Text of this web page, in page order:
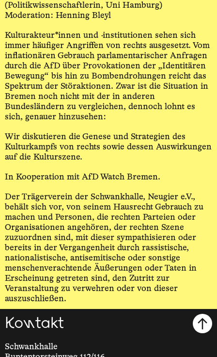
(Politikwissenschaftlerin, Uni Hamburg)
Moderation: Henning Bleyl
Kulturakteur*innen und -institutionen sehen sich
immer häufiger Angriffen von rechts ausgesetzt. Vom
inflationären Gebrauch parlamentarischer Anfragen
durch die AfD über Provokationen der „Identitären
Bewegung“ bis hin zu Bombendrohungen reicht das
Spektrum der Störaktionen. Zwar ist die Situation in
Bremen noch nicht mit der in anderen
Bundesländern zu vergleichen, dennoch lohnt es
sich, genauer hinzusehen:
Wir diskutieren die Genese und Strategien des
Kulturkampfs von rechts sowie dessen Auswirkungen
auf die Kulturszene.
In Kooperation mit AfD Watch Bremen.
Der Trägerverein der Schwankhalle, Neugier e.V.,
behält sich vor, von seinem Hausrecht Gebrauch zu
machen und Personen, die rechten Parteien oder
Organisationen angehören, der rechten Szene
zuzuordnen sind, mit dieser sympathisieren oder
bereits in der Vergangenheit durch rassistische,
nationalistische, antisemitische oder sonstige
menschenverachtende Äußerungen oder Taten in
Erscheinung getreten sind, den Zutritt zur
Veranstaltung zu verwehren oder von dieser
auszuschließen.
Kontakt
Schwankhalle